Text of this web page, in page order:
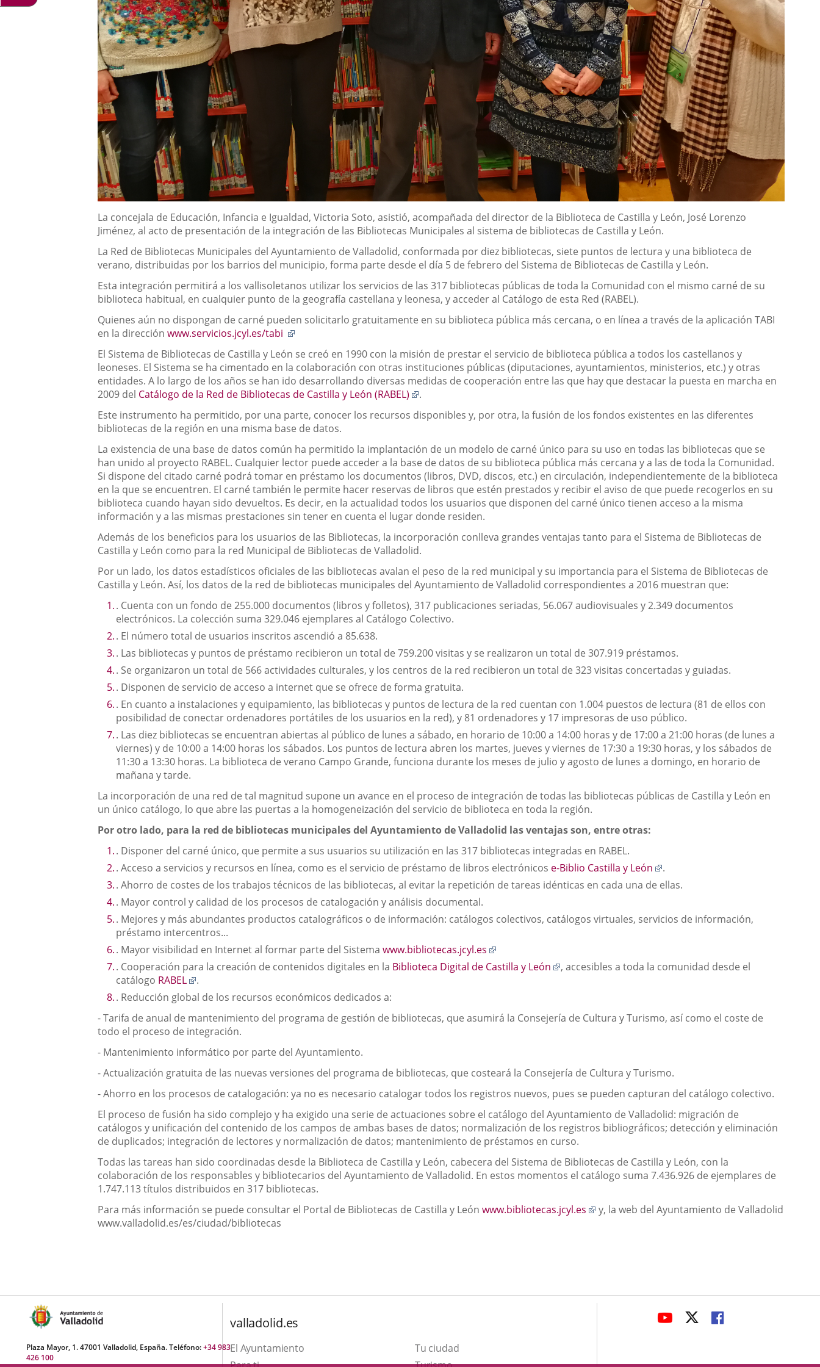
Descripción
La concejala de Educación, Infancia e Igualdad, Victoria Soto, asistió, acompañada del director de la Biblioteca de Castilla y León, José Lorenzo
Jiménez, al acto de presentación de la integración de las Bibliotecas Municipales al sistema de bibliotecas de Castilla y León.
La Red de Bibliotecas Municipales del Ayuntamiento de Valladolid, conformada por diez bibliotecas, siete puntos de lectura y una biblioteca de
verano, distribuidas por los barrios del municipio, forma parte desde el día 5 de febrero del Sistema de Bibliotecas de Castilla y León.
Esta integración permitirá a los vallisoletanos utilizar los servicios de las 317 bibliotecas públicas de toda la Comunidad con el mismo carné de su
biblioteca habitual, en cualquier punto de la geografía castellana y leonesa, y acceder al Catálogo de esta Red (RABEL).
Quienes aún no dispongan de carné pueden solicitarlo gratuitamente en su biblioteca pública más cercana, o en línea a través de la aplicación TABI
en la direcciónwww.servicios.jcyl.es/tabi
una
aplicación
externa.
El Sistema de Bibliotecas de Castilla y León se creó en 1990 con la misión de prestar el servicio de biblioteca pública a todos los castellanos y
leoneses. El Sistema se ha cimentado en la colaboración con otras instituciones públicas (diputaciones, ayuntamientos, ministerios, etc.) y otras
entidades. A lo largo de los años se han ido desarrollando diversas medidas de cooperación entre las que hay que destacar la puesta en marcha en
2009 del Catálogo de la Red de Bibliotecas de Castilla y León (RABEL)
Enlace
una
externa.
.
Este instrumento ha permitido, por una parte, conocer los recursos disponibles y, por otra, la fusión de los fondos existentes en las diferentes
bibliotecas de la región en una misma base de datos.
La existencia de una base de datos común ha permitido la implantación de un modelo de carné único para su uso en todas las bibliotecas que se
han unido al proyecto RABEL. Cualquier lector puede acceder a la base de datos de su biblioteca pública más cercana y a las de toda la Comunidad.
Si dispone del citado carné podrá tomar en préstamo los documentos (libros, DVD, discos, etc.) en circulación, independientemente de la biblioteca
en la que se encuentren. El carné también le permite hacer reservas de libros que estén prestados y recibir el aviso de que puede recogerlos en su
biblioteca cuando hayan sido devueltos. Es decir, en la actualidad todos los usuarios que disponen del carné único tienen acceso a la misma
información y a las mismas prestaciones sin tener en cuenta el lugar donde residen.
Además de los beneficios para los usuarios de las Bibliotecas, la incorporación conlleva grandes ventajas tanto para el Sistema de Bibliotecas de
Castilla y León como para la red Municipal de Bibliotecas de Valladolid.
Por un lado, los datos estadísticos oficiales de las bibliotecas avalan el peso de la red municipal y su importancia para el Sistema de Bibliotecas de
Castilla y León. Así, los datos de la red de bibliotecas municipales del Ayuntamiento de Valladolid correspondientes a 2016 muestran que:
. Cuenta con un fondo de 255.000 documentos (libros y folletos), 317 publicaciones seriadas, 56.067 audiovisuales y 2.349 documentos
electrónicos. La colección suma 329.046 ejemplares al Catálogo Colectivo.
. El número total de usuarios inscritos ascendió a 85.638.
. Las bibliotecas y puntos de préstamo recibieron un total de 759.200 visitas y se realizaron un total de 307.919 préstamos.
. Se organizaron un total de 566 actividades culturales, y los centros de la red recibieron un total de 323 visitas concertadas y guiadas.
. Disponen de servicio de acceso a internet que se ofrece de forma gratuita.
. En cuanto a instalaciones y equipamiento, las bibliotecas y puntos de lectura de la red cuentan con 1.004 puestos de lectura (81 de ellos con
posibilidad de conectar ordenadores portátiles de los usuarios en la red), y 81 ordenadores y 17 impresoras de uso público.
. Las diez bibliotecas se encuentran abiertas al público de lunes a sábado, en horario de 10:00 a 14:00 horas y de 17:00 a 21:00 horas (de lunes a
viernes) y de 10:00 a 14:00 horas los sábados. Los puntos de lectura abren los martes, jueves y viernes de 17:30 a 19:30 horas, y los sábados de
11:30 a 13:30 horas. La biblioteca de verano Campo Grande, funciona durante los meses de julio y agosto de lunes a domingo, en horario de
mañana y tarde.
La incorporación de una red de tal magnitud supone un avance en el proceso de integración de todas las bibliotecas públicas de Castilla y León en
un único catálogo, lo que abre las puertas a la homogeneización del servicio de biblioteca en toda la región.
Por otro lado, para la red de bibliotecas municipales del Ayuntamiento de Valladolid las ventajas son, entre otras:
. Disponer del carné único, que permite a sus usuarios su utilización en las 317 bibliotecas integradas en RABEL.
. Acceso a servicios y recursos en línea, como es el servicio de préstamo de libros electrónicos e-Biblio Castilla y León
Enlace
a
externa.
.
. Ahorro de costes de los trabajos técnicos de las bibliotecas, al evitar la repetición de tareas idénticas en cada una de ellas.
. Mayor control y calidad de los procesos de catalogación y análisis documental.
. Mejores y más abundantes productos catalográficos o de información: catálogos colectivos, catálogos virtuales, servicios de información,
préstamo intercentros...
. Mayor visibilidad en Internet al formar parte del Sistemawww.bibliotecas.jcyl.es
a
. Cooperación para la creación de contenidos digitales en la Biblioteca Digital de Castilla y León
Enlace
externa.
, accesibles a toda la comunidad desde el
catálogo RABEL
Enlace
a
aplicación
externa.
.
. Reducción global de los recursos económicos dedicados a:
- Tarifa de anual de mantenimiento del programa de gestión de bibliotecas, que asumirá la Consejería de Cultura y Turismo, así como el coste de
todo el proceso de integración.
- Mantenimiento informático por parte del Ayuntamiento.
- Actualización gratuita de las nuevas versiones del programa de bibliotecas, que costeará la Consejería de Cultura y Turismo.
- Ahorro en los procesos de catalogación: ya no es necesario catalogar todos los registros nuevos, pues se pueden capturan del catálogo colectivo.
El proceso de fusión ha sido complejo y ha exigido una serie de actuaciones sobre el catálogo del Ayuntamiento de Valladolid: migración de
catálogos y unificación del contenido de los campos de ambas bases de datos; normalización de los registros bibliográficos; detección y eliminación
de duplicados; integración de lectores y normalización de datos; mantenimiento de préstamos en curso.
Todas las tareas han sido coordinadas desde la Biblioteca de Castilla y León, cabecera del Sistema de Bibliotecas de Castilla y León, con la
colaboración de los responsables y bibliotecarios del Ayuntamiento de Valladolid. En estos momentos el catálogo suma 7.436.926 de ejemplares de
1.747.113 títulos distribuidos en 317 bibliotecas.
Para más información se puede consultar el Portal de Bibliotecas de Castilla y Leónwww.bibliotecas.jcyl.es
Enlace
y, la web del Ayuntamiento de Valladolid
www.valladolid.es/es/ciudad/bibliotecas
Plaza Mayor, 1. 47001 Valladolid, España. Teléfono:+34 983
426 100
valladolid.es
El Ayuntamiento
Tu ciudad
LINK
APPLICATION.
LINK
APPLICATION.
LINK
APPLICATION.